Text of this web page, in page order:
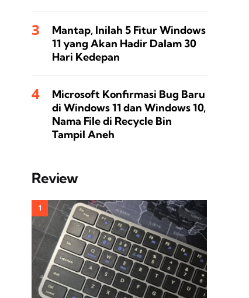
Mantap, Inilah 5 Fitur Windows
11 yang Akan Hadir Dalam 30
Hari Kedepan
Microsoft Konfirmasi Bug Baru
di Windows 11 dan Windows 10,
Nama File di Recycle Bin
Tampil Aneh
Review